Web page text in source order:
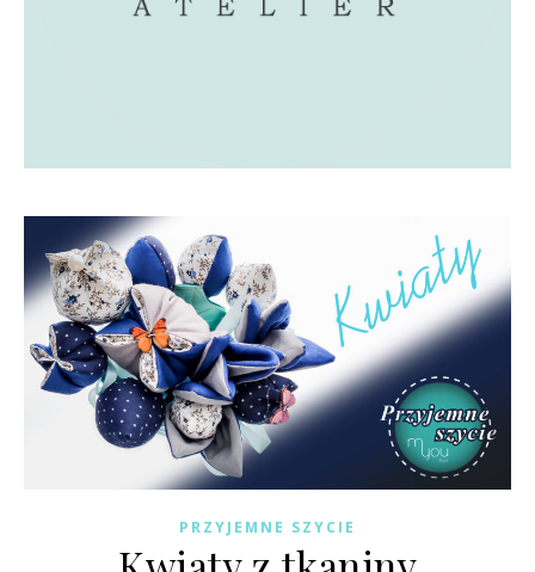
PRZYJEMNE SZYCIE